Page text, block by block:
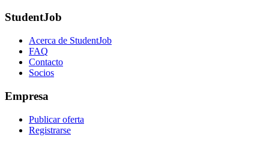
StudentJob
Acerca de StudentJob
FAQ
Contacto
Socios
Empresa
Publicar oferta
Registrarse